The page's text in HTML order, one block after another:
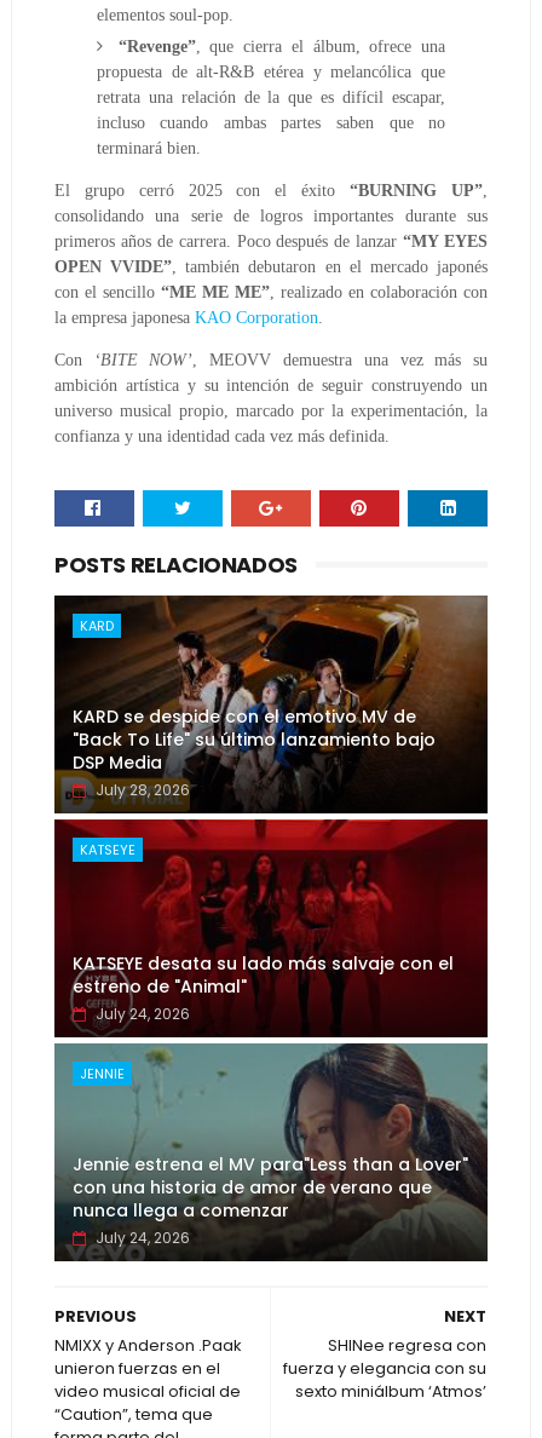
elementos soul-pop.
“Revenge”, que cierra el álbum, ofrece una
propuesta de alt-R&B etérea y melancólica que
retrata una relación de la que es difícil escapar,
incluso cuando ambas partes saben que no
terminará bien.
El grupo cerró 2025 con el éxito“BURNING UP”
consolidando una serie de logros importantes durante sus
primeros años de carrera. Poco después de lanzar“MY EYES
OPEN VVIDE” , también debutaron en el mercado japonés
con el sencillo “ME ME ME” , realizado en colaboración con
la empresa japonesa KAO Corporation
Con ‘BITE NOW’ , MEOVV demuestra una vez más su
ambición artística y su intención de seguir construyendo un
universo musical propio, marcado por la experimentación, la
confianza y una identidad cada vez más definida.
POSTS RELACIONADOS
KARD
KARD se despide con el emotivo MV de
"Back To Life" su último lanzamiento bajo
DSP Media
July 28, 2026
KATSEYE
KATSEYE desata su lado más salvaje con el
estreno de "Animal"
July 24, 2026
JENNIE
Jennie estrena el MV para"Less than a Lover"
con una historia de amor de verano que
nunca llega a comenzar
July 24, 2026
NEXT
SHINee regresa con
fuerza y elegancia con su
sexto miniálbum ‘Atmos’
PREVIOUS
NMIXX y Anderson .Paak
unieron fuerzas en el
video musical oficial de
“Caution”, tema que